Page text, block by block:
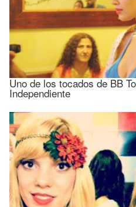
Uno de los tocados de BB
Independiente